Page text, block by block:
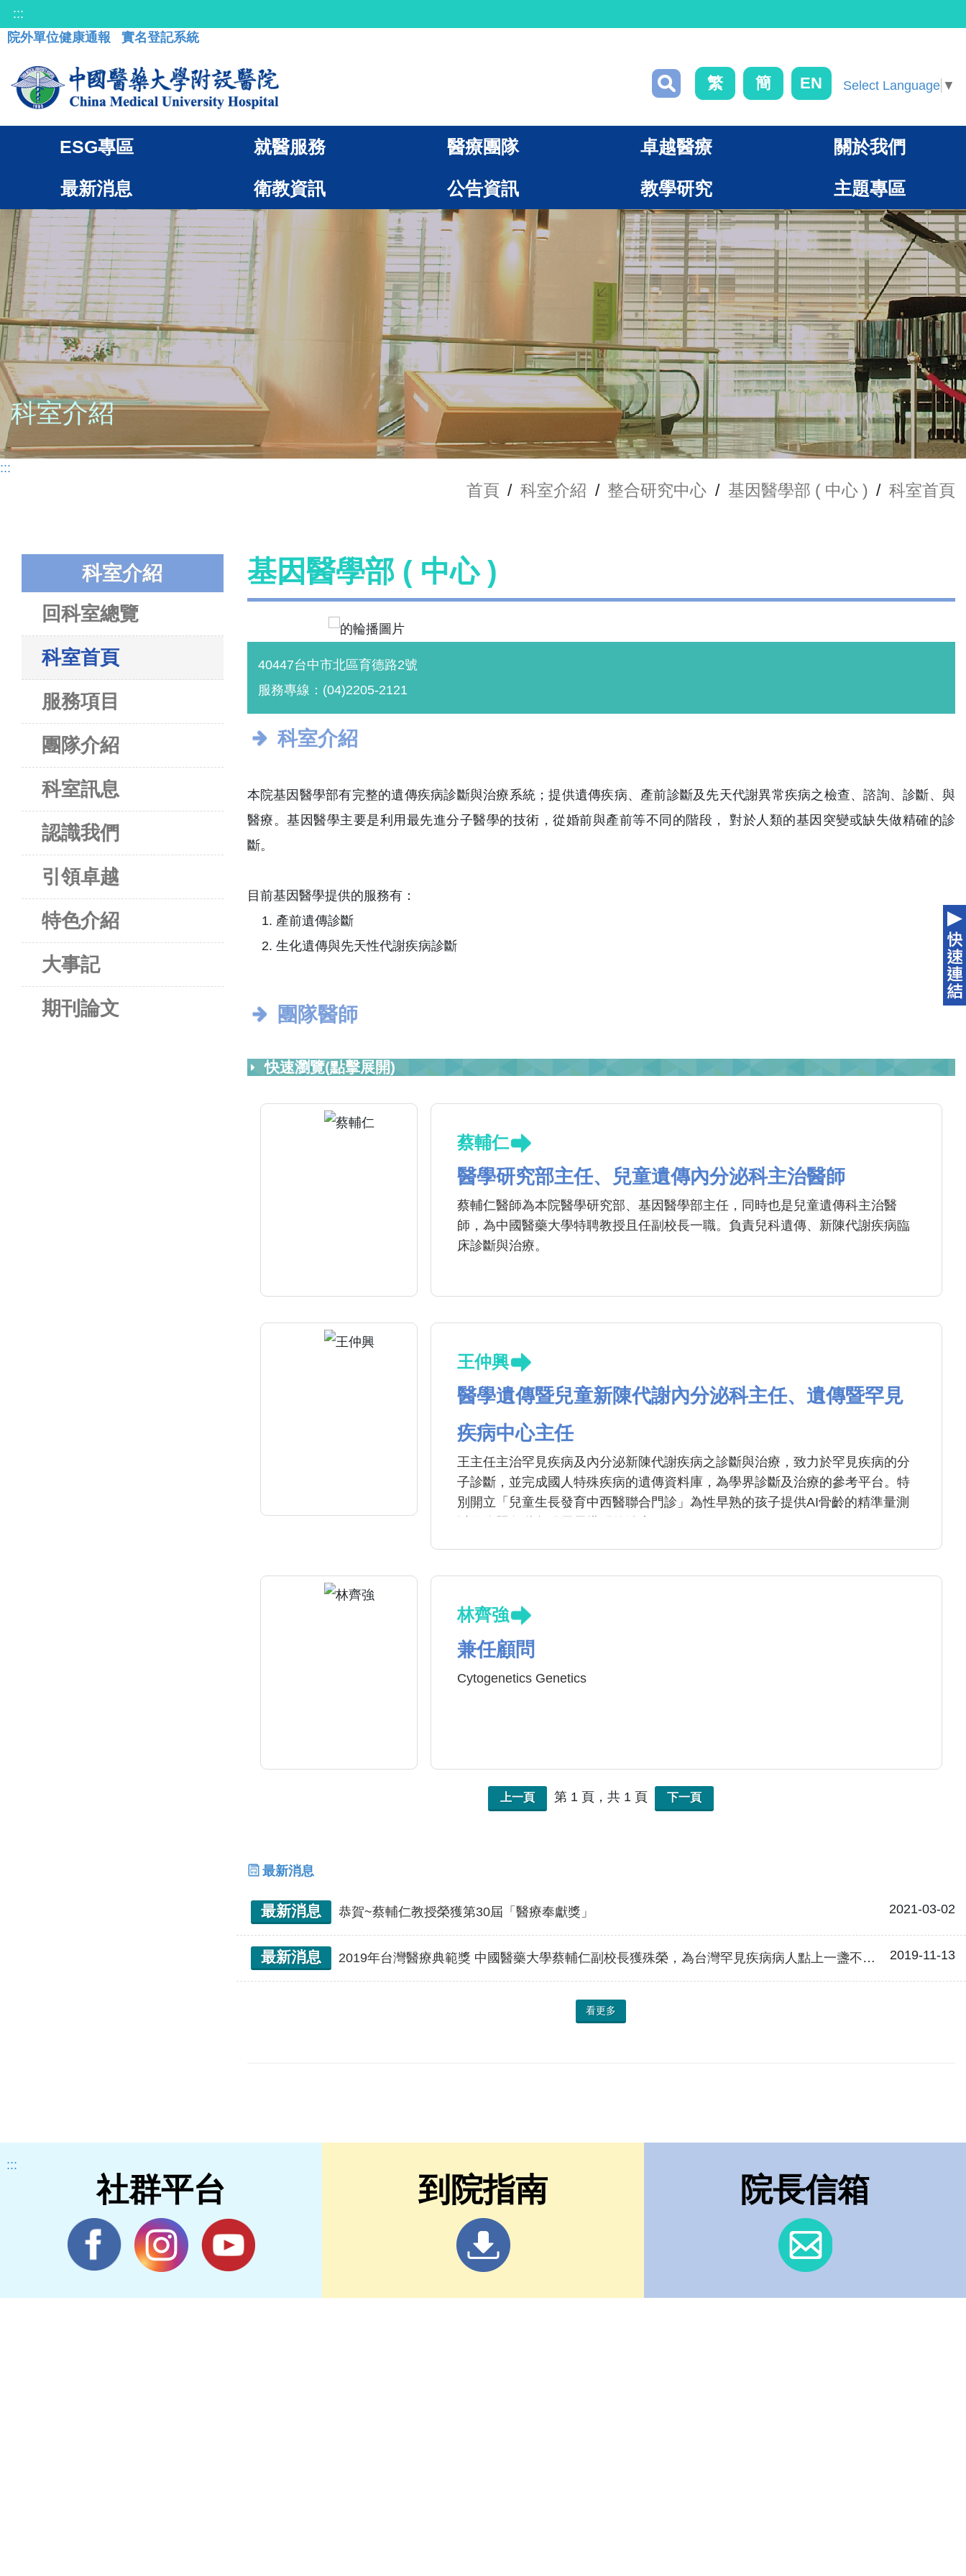
:::
院外單位健康通報
實名登記系統
繁 簡 EN Select Language ▼
ESG專區 就醫服務 醫療團隊 卓越醫療 關於我們
最新消息 衛教資訊 公告資訊 教學研究 主題專區
科室介紹
:::
首頁 / 科室介紹 / 整合研究中心 / 基因醫學部 ( 中心 ) / 科室首頁
科室介紹
回科室總覽
科室首頁
服務項目
團隊介紹
科室訊息
認識我們
引領卓越
特色介紹
大事記
期刊論文
基因醫學部 ( 中心 )
40447台中市北區育德路2號
服務專線：(04)2205-2121
科室介紹
本院基因醫學部有完整的遺傳疾病診斷與治療系統；提供遺傳疾病、產前診斷及先天代謝異常疾病之檢查、諮詢、診斷、與
醫療。基因醫學主要是利用最先進分子醫學的技術，從婚前與產前等不同的階段， 對於人類的基因突變或缺失做精確的診
斷。
目前基因醫學提供的服務有：
產前遺傳診斷
生化遺傳與先天性代謝疾病診斷
團隊醫師
快速瀏覽(點擊展開)
蔡輔仁
醫學研究部主任、兒童遺傳內分泌科主治醫師
蔡輔仁醫師為本院醫學研究部、基因醫學部主任，同時也是兒童遺傳科主治醫
師，為中國醫藥大學特聘教授且任副校長一職。負責兒科遺傳、新陳代謝疾病臨
床診斷與治療。
王仲興
醫學遺傳暨兒童新陳代謝內分泌科主任、遺傳暨罕見
疾病中心主任
王主任主治罕見疾病及內分泌新陳代謝疾病之診斷與治療，致力於罕見疾病的分
子診斷，並完成國人特殊疾病的遺傳資料庫，為學界診斷及治療的參考平台。特
別開立「兒童生長發育中西醫聯合門診」為性早熟的孩子提供AI骨齡的精準量測
林齊強
兼任顧問
Cytogenetics Genetics
上一頁 第 1 頁，共 1 頁 下一頁
最新消息
最新消息 恭賀~蔡輔仁教授榮獲第30屆「醫療奉獻獎」 2021-03-02
最新消息 2019年台灣醫療典範獎 中國醫藥大學蔡輔仁副校長獲殊榮，為台灣罕見疾病病人點上一盞不熄的燈 2019-11-13
看更多
:::
社群平台 到院指南 院長信箱